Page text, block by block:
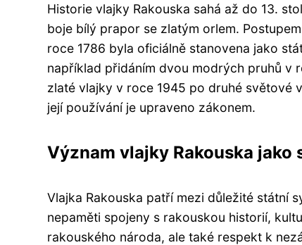
Historie vlajky Rakouska sahá až do 13.
boje bílý prapor se zlatým orlem.
roce 1786 byla oficiálně stanovena jako
například přidáním dvou modrých pruhů v
zlaté vlajky v roce 1945 po druhé světové
její používání je upraveno zákonem.
Význam vlajky Rakouska jako
Vlajka Rakouska patří mezi důležité státní
nepaměti spojeny s rakouskou historií,
rakouského národa, ale také respekt k